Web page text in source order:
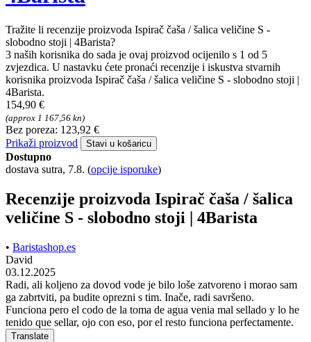
Tražite li recenzije proizvoda Ispirač čaša / šalica veličine S -
slobodno stoji | 4Barista?
3 naših korisnika do sada je ovaj proizvod ocijenilo s 1 od 5
zvjezdica. U nastavku ćete pronaći recenzije i iskustva stvarnih
korisnika proizvoda Ispirač čaša / šalica veličine S - slobodno stoji |
4Barista.
154,90 €
(approx 1 167,56 kn)
Bez poreza: 123,92 €
Prikaži proizvod
Stavi u košaricu
Dostupno
dostava sutra, 7.8. (opcije isporuke)
Recenzije proizvoda Ispirač čaša / šalica
veličine S - slobodno stoji | 4Barista
• Baristashop.es
David
03.12.2025
Radi, ali koljeno za dovod vode je bilo loše zatvoreno i morao sam
ga zabrtviti, pa budite oprezni s tim. Inače, radi savršeno.
Funciona pero el codo de la toma de agua venia mal sellado y lo he
tenido que sellar, ojo con eso, por el resto funciona perfectamente.
Translate